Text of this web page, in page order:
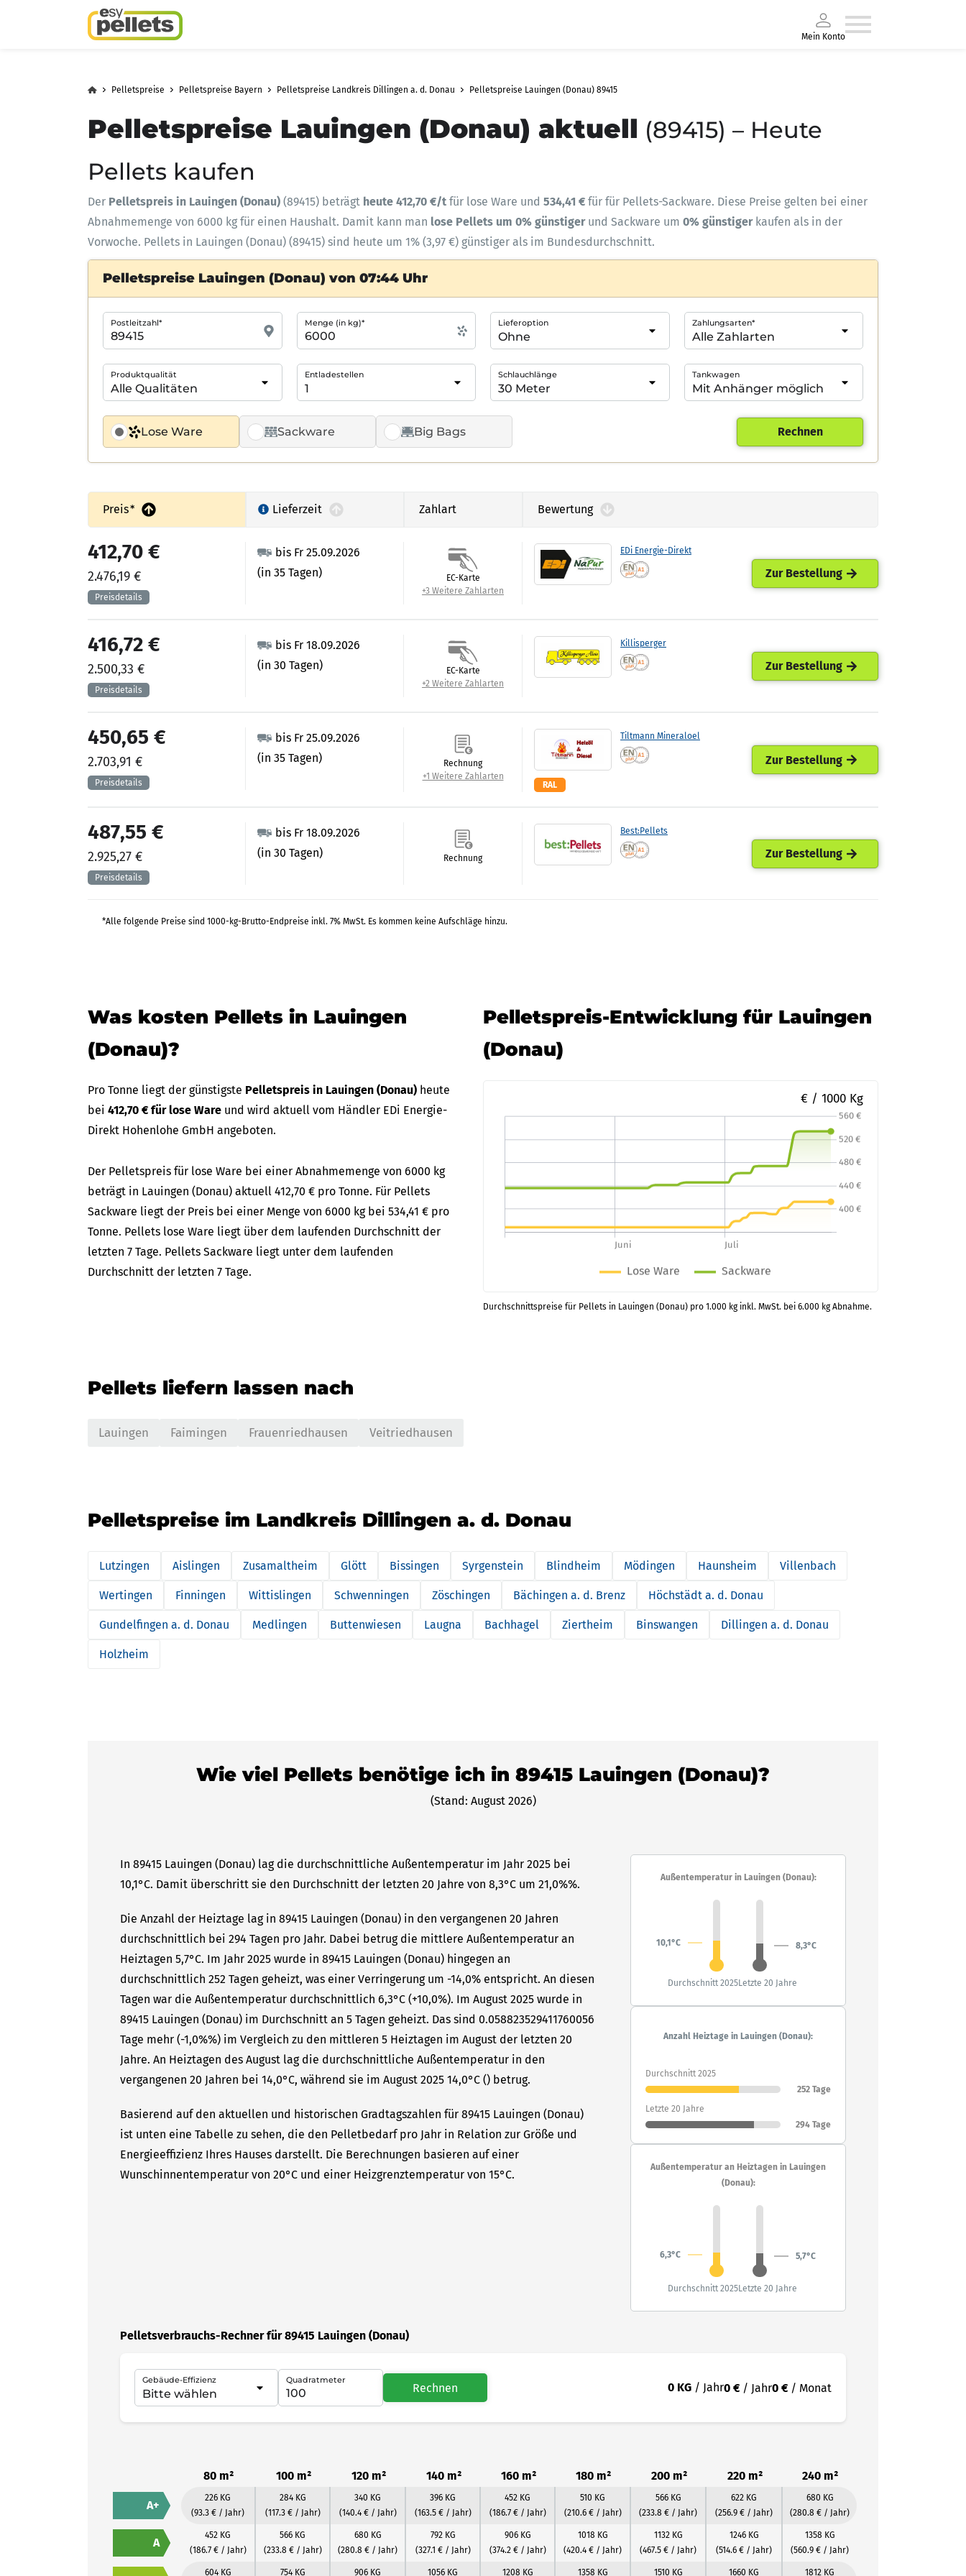
Mein Konto
Pelletspreise Pelletspreise Bayern Pelletspreise Landkreis Dillingen a. d. Donau Pelletspreise Lauingen (Donau) 89415
Pelletspreise Lauingen (Donau) aktuell (89415) – Heute
Pellets kaufen
Der Pelletspreis in Lauingen (Donau) (89415) beträgt heute 412,70 €/t für lose Ware und 534,41 € für für Pellets-Sackware. Diese Preise gelten bei einer
Abnahmemenge von 6000 kg für einen Haushalt. Damit kann man lose Pellets um 0% günstiger und Sackware um 0% günstigerkaufen als in der
Vorwoche. Pellets in Lauingen (Donau) (89415) sind heute um 1% (3,97 €) günstiger als im Bundesdurchschnitt.
Pelletspreise Lauingen (Donau) von 07:44 Uhr
Lose Ware Sackware Big Bags
Postleitzahl* Menge (in kg)* Lieferoption Zahlungsarten*
Produktqualität Entladestellen Schlauchlänge Tankwagen
Rechnen
Preis* Lieferzeit Zahlart Bewertung
EDi Energie-Direkt
bis Fr 25.09.2026
(in 35 Tagen)
412,70 €
2.476,19 €
EC-Karte
+3 Weitere Zahlarten
Zur Bestellung
Killisperger
bis Fr 18.09.2026
(in 30 Tagen)
416,72 €
2.500,33 €
EC-Karte
+2 Weitere Zahlarten
Zur Bestellung
Tiltmann Mineraloel
RAL
bis Fr 25.09.2026
(in 35 Tagen)
450,65 €
2.703,91 €
Rechnung
+1 Weitere Zahlarten
Zur Bestellung
Best:Pellets
bis Fr 18.09.2026
(in 30 Tagen)
487,55 €
2.925,27 € Rechnung Zur Bestellung
*Alle folgende Preise sind 1000-kg-Brutto-Endpreise inkl. 7% MwSt. Es kommen keine Aufschläge hinzu.
Was kosten Pellets in Lauingen
(Donau)?
Pro Tonne liegt der günstigste Pelletspreis in Lauingen (Donau) heute
bei 412,70 € für lose Ware und wird aktuell vom Händler EDi Energie-
Direkt Hohenlohe GmbH angeboten.
Der Pelletspreis für lose Ware bei einer Abnahmemenge von 6000 kg
beträgt in Lauingen (Donau) aktuell 412,70 € pro Tonne. Für Pellets
Sackware liegt der Preis bei einer Menge von 6000 kg bei 534,41 € pro
Tonne. Pellets lose Ware liegt über dem laufenden Durchschnitt der
letzten 7 Tage. Pellets Sackware liegt unter dem laufenden
Durchschnitt der letzten 7 Tage.
Pelletspreis-Entwicklung für Lauingen
(Donau)
€ / 1000 Kg
Durchschnittspreise für Pellets in Lauingen (Donau) pro 1.000 kg inkl. MwSt. bei 6.000 kg Abnahme.
Pellets liefern lassen nach
Lauingen Faimingen Frauenriedhausen Veitriedhausen
Pelletspreise im Landkreis Dillingen a. d. Donau
Lutzingen Aislingen Zusamaltheim Glött Bissingen Syrgenstein Blindheim Mödingen Haunsheim Villenbach
Wertingen Finningen Wittislingen Schwenningen Zöschingen Bächingen a. d. Brenz Höchstädt a. d. Donau
Gundelfingen a. d. Donau Medlingen Buttenwiesen Laugna Bachhagel Ziertheim Binswangen Dillingen a. d. Donau
Holzheim
Wie viel Pellets benötige ich in 89415 Lauingen (Donau)?
(Stand: August 2026)
In 89415 Lauingen (Donau) lag die durchschnittliche Außentemperatur im Jahr 2025 bei
10,1°C. Damit überschritt sie den Durchschnitt der letzten 20 Jahre von 8,3°C um 21,0%%.
Die Anzahl der Heiztage lag in 89415 Lauingen (Donau) in den vergangenen 20 Jahren
durchschnittlich bei 294 Tagen pro Jahr. Dabei betrug die mittlere Außentemperatur an
Heiztagen 5,7°C. Im Jahr 2025 wurde in 89415 Lauingen (Donau) hingegen an
durchschnittlich 252 Tagen geheizt, was einer Verringerung um -14,0% entspricht. An diesen
Tagen war die Außentemperatur durchschnittlich 6,3°C (+10,0%). Im August 2025 wurde in
89415 Lauingen (Donau) im Durchschnitt an 5 Tagen geheizt. Das sind 0.058823529411760056
Tage mehr (-1,0%%) im Vergleich zu den mittleren 5 Heiztagen im August der letzten 20
Jahre. An Heiztagen des August lag die durchschnittliche Außentemperatur in den
vergangenen 20 Jahren bei 14,0°C, während sie im August 2025 14,0°C () betrug.
Basierend auf den aktuellen und historischen Gradtagszahlen für 89415 Lauingen (Donau)
ist unten eine Tabelle zu sehen, die den Pelletbedarf pro Jahr in Relation zur Größe und
Energieeffizienz Ihres Hauses darstellt. Die Berechnungen basieren auf einer
Wunschinnentemperatur von 20°C und einer Heizgrenztemperatur von 15°C.
Außentemperatur in Lauingen (Donau):
10,1°C 8,3°C
Durchschnitt 2025Letzte 20 Jahre
Anzahl Heiztage in Lauingen (Donau):
Durchschnitt 2025
252 Tage
Letzte 20 Jahre
294 Tage
Außentemperatur an Heiztagen in Lauingen
(Donau):
6,3°C 5,7°C
Durchschnitt 2025Letzte 20 Jahre
Pelletsverbrauchs-Rechner für 89415 Lauingen (Donau)
Gebäude-Effizienz Quadratmeter
Rechnen 0 KG / Jahr0 € / Jahr0 € / Monat
80 m² 100 m² 120 m² 140 m² 160 m² 180 m² 200 m² 220 m² 240 m²
A+
226 KG
(93.3 € / Jahr)
284 KG
(117.3 € / Jahr)
340 KG
(140.4 € / Jahr)
396 KG
(163.5 € / Jahr)
452 KG
(186.7 € / Jahr)
510 KG
(210.6 € / Jahr)
566 KG
(233.8 € / Jahr)
622 KG
(256.9 € / Jahr)
680 KG
(280.8 € / Jahr)
A
452 KG
(186.7 € / Jahr)
566 KG
(233.8 € / Jahr)
680 KG
(280.8 € / Jahr)
792 KG
(327.1 € / Jahr)
906 KG
(374.2 € / Jahr)
1018 KG
(420.4 € / Jahr)
1132 KG
(467.5 € / Jahr)
1246 KG
(514.6 € / Jahr)
1358 KG
(560.9 € / Jahr)
604 KG 754 KG 906 KG 1056 KG 1208 KG 1358 KG 1510 KG 1660 KG 1812 KG